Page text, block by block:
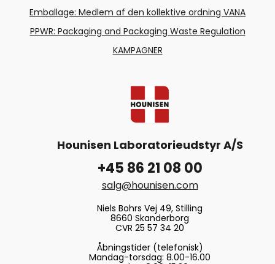
Emballage: Medlem af den kollektive ordning VANA
PPWR: Packaging and Packaging Waste Regulation
KAMPAGNER
Hounisen Laboratorieudstyr A/S
+45 86 21 08 00
salg@hounisen.com
Niels Bohrs Vej 49, Stilling
8660 Skanderborg
CVR 25 57 34 20
Åbningstider (telefonisk)
Mandag-torsdag: 8.00-16.00